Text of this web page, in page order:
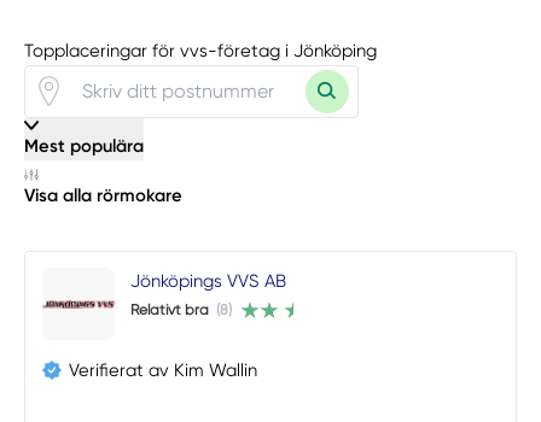
Topplaceringar för vvs-företag i Jönköping
Mest populära
Visa alla rörmokare
Jönköpings VVS AB
Relativt bra (8)
Verifierat av Kim Wallin